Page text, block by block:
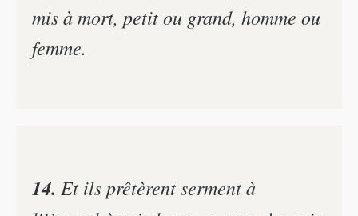
mis à mort, petit ou grand, homme ou
femme.
14. Et ils prêtèrent serment à